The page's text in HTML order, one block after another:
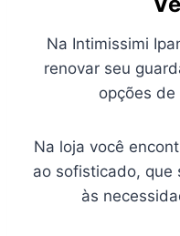
Na Intimissimi
renovar seu
opções
Na loja você
ao sofisticado, que
às